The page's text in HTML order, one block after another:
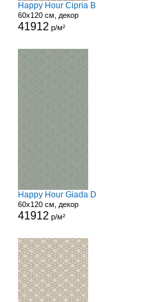
Happy Hour Cipria B
60x120 см, декор
41912 р/м²
Happy Hour Giada D
60x120 см, декор
41912 р/м²